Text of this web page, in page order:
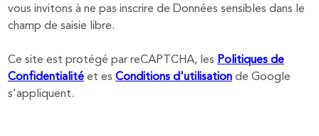
vous invitons à ne pas inscrire de Données sensibles dans le
champ de saisie libre.
Ce site est protégé par reCAPTCHA, les Politiques de
Confidentialité et es Conditions d'utilisation de Google
s'appliquent.